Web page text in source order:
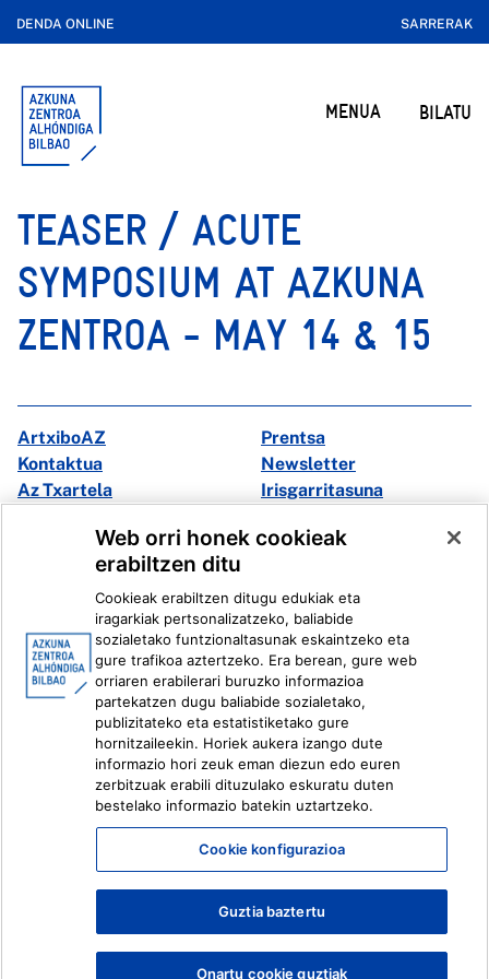
DENDA ONLINE SARRERAK
MENUA BILATU
TEASER / ACUTE
SYMPOSIUM AT AZKUNA
ZENTROA - MAY 14 & 15
ArtxiboAZ
Prentsa
Kontaktua
Newsletter
Az Txartela
Irisgarritasuna
Instagram
Youtube
Linkedin
Ivoox
Lege informazioa Barneko Informazio Sistema
Web orri honek cookieak
erabiltzen ditu
Cookieak erabiltzen ditugu edukiak eta
iragarkiak pertsonalizatzeko, baliabide
sozialetako funtzionaltasunak eskaintzeko eta
gure trafikoa aztertzeko. Era berean, gure web
orriaren erabilerari buruzko informazioa
partekatzen dugu baliabide sozialetako,
publizitateko eta estatistiketako gure
hornitzaileekin. Horiek aukera izango dute
informazio hori zeuk eman diezun edo euren
zerbitzuak erabili dituzulako eskuratu duten
bestelako informazio batekin uztartzeko.
Cookie konfigurazioa
Guztia baztertu
Onartu cookie guztiak